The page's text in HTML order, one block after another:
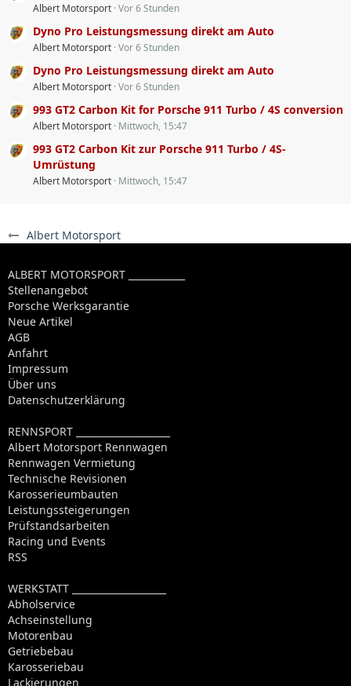
Albert Motorsport
Albert Motorsport Vor 6 Stunden
Dyno Pro Leistungsmessung direkt am Auto
Albert Motorsport Vor 6 Stunden
Dyno Pro Leistungsmessung direkt am Auto
Albert Motorsport Vor 6 Stunden
993 GT2 Carbon Kit for Porsche 911 Turbo / 4S conversion
Albert Motorsport Mittwoch, 15:47
993 GT2 Carbon Kit zur Porsche 911 Turbo / 4S-
Umrüstung
Albert Motorsport Mittwoch, 15:47
ALBERT MOTORSPORT ____________
Stellenangebot
Porsche Werksgarantie
Neue Artikel
AGB
Anfahrt
Impressum
Über uns
Datenschutzerklärung
RENNSPORT ____________________
Albert Motorsport Rennwagen
Rennwagen Vermietung
Technische Revisionen
Karosserieumbauten
Leistungssteigerungen
Prüfstandsarbeiten
Racing und Events
RSS
WERKSTATT ____________________
Abholservice
Achseinstellung
Motorenbau
Getriebebau
Karosseriebau
Lackierungen